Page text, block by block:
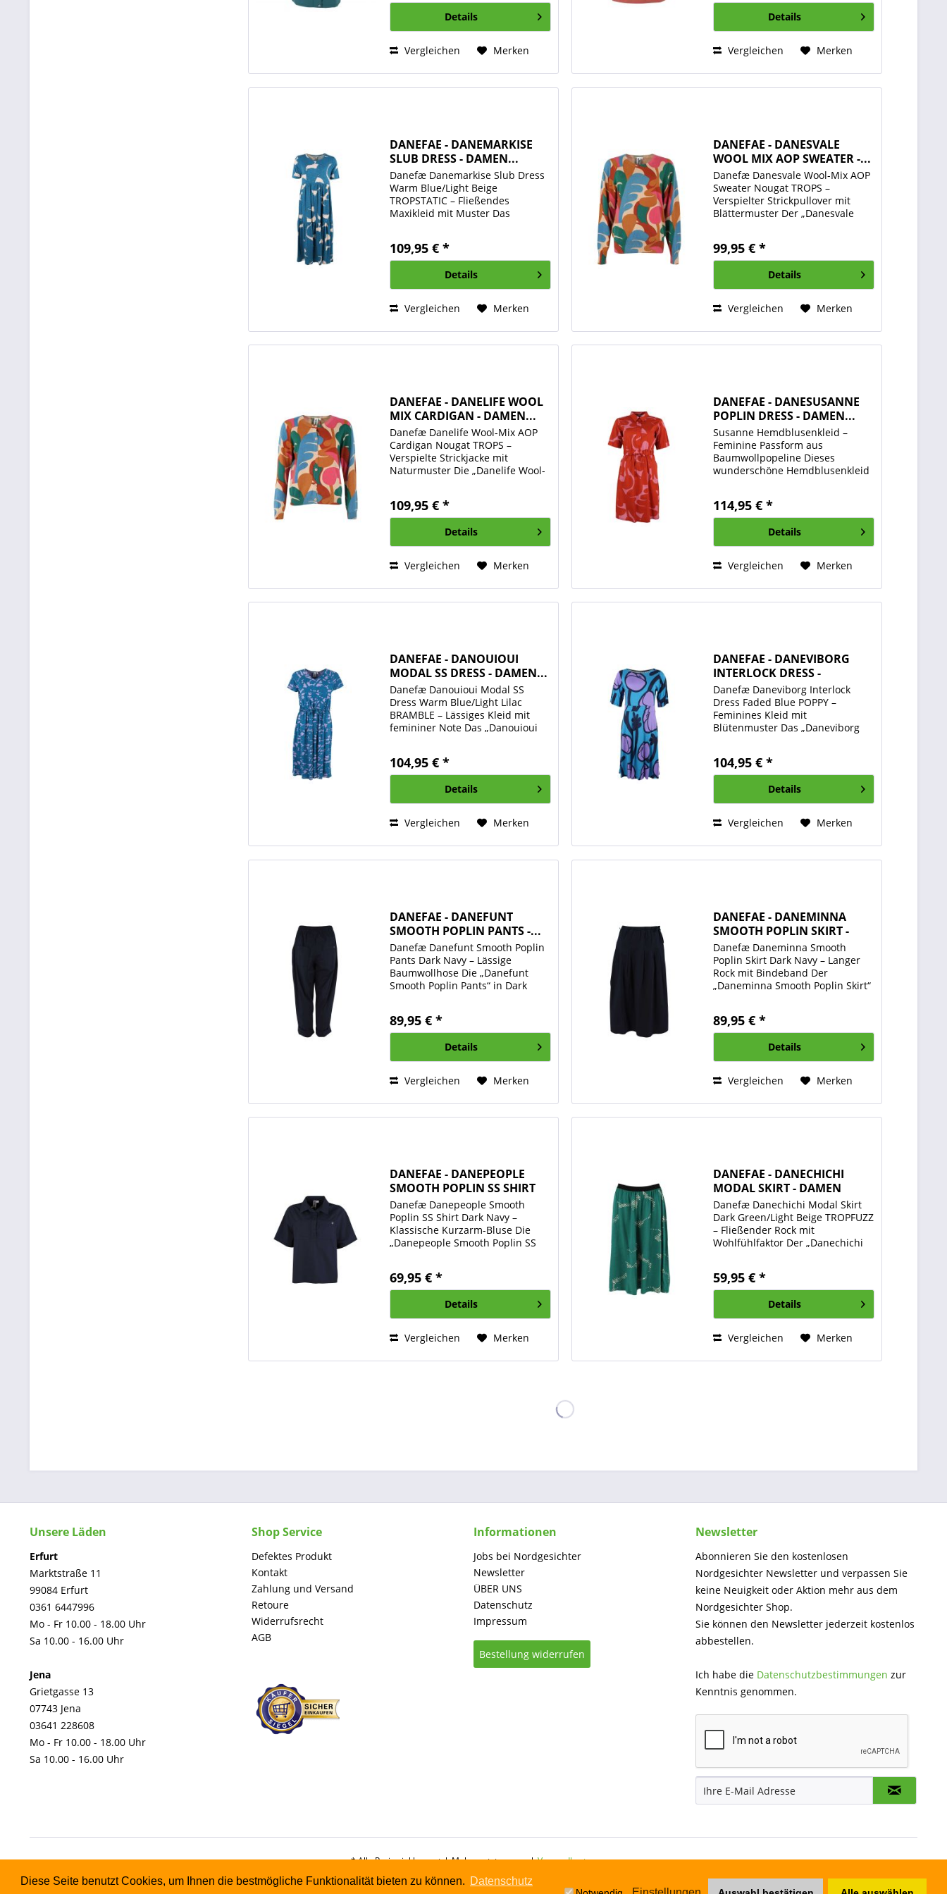
Diese Seite benutzt Cookies, um Ihnen die bestmögliche Funktionalität bieten zu können. Datenschutz
Wind, Regen, Schnee und Kälte...
Details
Vergleichen Merken
schlicht uni bis hin zu...
Details
Vergleichen Merken
DANEFAE - DANEMARKISE
SLUB DRESS - DAMEN...
Danefæ Danemarkise Slub Dress
Warm Blue/Light Beige
TROPSTATIC – Fließendes
Maxikleid mit Muster Das
TROPSTATIC“ von Danefæ ist ein
elegantes Maxikleid mit
verspieltem Muster und...
109,95 € *
Details
Vergleichen Merken
DANEFAE - DANESVALE
WOOL MIX AOP SWEATER -...
Danefæ Danesvale Wool-Mix AOP
Sweater Nougat TROPS –
Verspielter Strickpullover mit
Blättermuster Der „Danesvale
frischen Wind in deine
Garderobe: Mit seinem
farbenfrohen,...
99,95 € *
Details
Vergleichen Merken
DANEFAE - DANELIFE WOOL
MIX CARDIGAN - DAMEN...
Danefæ Danelife Wool-Mix AOP
Cardigan Nougat TROPS –
Verspielte Strickjacke mit
Naturmuster Die „Danelife Wool-
designte Strickjacke, die mit
ihrem farbenfrohen,...
109,95 € *
Details
Vergleichen Merken
DANEFAE - DANESUSANNE
POPLIN DRESS - DAMEN...
Susanne Hemdblusenkleid –
Feminine Passform aus
Baumwollpopeline Dieses
wunderschöne Hemdblusenkleid
einem stilvollen, femininen Look –
perfekt für Alltag und besondere
114,95 € *
Details
Vergleichen Merken
DANEFAE - DANOUIOUI
MODAL SS DRESS - DAMEN...
Danefæ Danouioui Modal SS
Dress Warm Blue/Light Lilac
BRAMBLE – Lässiges Kleid mit
femininer Note Das „Danouioui
mit wunderschönem,
blumeninspiriertem Muster in
warmem Blau...
104,95 € *
Details
Vergleichen Merken
DANEFAE - DANEVIBORG
INTERLOCK DRESS -
DAMEN...
Danefæ Daneviborg Interlock
Dress Faded Blue POPPY –
Feminines Kleid mit
Blütenmuster Das „Daneviborg
wunderschönes, vielseitiges
Kleid, das Komfort und Eleganz
mühelos verbindet....
104,95 € *
Details
Vergleichen Merken
DANEFAE - DANEFUNT
SMOOTH POPLIN PANTS -...
Danefæ Danefunt Smooth Poplin
Pants Dark Navy – Lässige
Baumwollhose Die „Danefunt
Smooth Poplin Pants“ in Dark
jeden Tag. Mit ihrem lockeren
Schnitt und dem zeitlosen Design
89,95 € *
Details
Vergleichen Merken
DANEFAE - DANEMINNA
SMOOTH POPLIN SKIRT -
DAMEN...
Danefæ Daneminna Smooth
Poplin Skirt Dark Navy – Langer
Rock mit Bindeband Der
„Daneminna Smooth Poplin Skirt“
mühelos in jede Garderobe
integrieren lässt. Mit seinem...
89,95 € *
Details
Vergleichen Merken
DANEFAE - DANEPEOPLE
SMOOTH POPLIN SS SHIRT
-...
Danefæ Danepeople Smooth
Poplin SS Shirt Dark Navy –
Klassische Kurzarm-Bluse Die
„Danepeople Smooth Poplin SS
mit modernem Twist. Gefertigt
aus feinem Baumwoll-Popelin...
69,95 € *
Details
Vergleichen Merken
DANEFAE - DANECHICHI
MODAL SKIRT - DAMEN
ROCK -...
Danefæ Danechichi Modal Skirt
Dark Green/Light Beige TROPFUZZ
– Fließender Rock mit
Wohlfühlfaktor Der „Danechichi
wunderschönem Fall und
angenehmer Weite. In der
Farbkombination Dark...
59,95 € *
Details
Vergleichen Merken
Unsere Läden
Erfurt
Marktstraße 11
99084 Erfurt
0361 6447996
Mo - Fr 10.00 - 18.00 Uhr
Sa 10.00 - 16.00 Uhr
Jena
Grietgasse 13
07743 Jena
03641 228608
Mo - Fr 10.00 - 18.00 Uhr
Sa 10.00 - 16.00 Uhr
Shop Service
Defektes Produkt
Kontakt
Zahlung und Versand
Retoure
Widerrufsrecht
AGB
Informationen
Jobs bei Nordgesichter
Newsletter
ÜBER UNS
Datenschutz
Impressum
Bestellung widerrufen
Newsletter
Abonnieren Sie den kostenlosen
Nordgesichter Newsletter und verpassen Sie
keine Neuigkeit oder Aktion mehr aus dem
Nordgesichter Shop.
Sie können den Newsletter jederzeit kostenlos
abbestellen.
Ich habe die Datenschutzbestimmungen zur
Kenntnis genommen.
* Alle Preise inkl. gesetzl. Mehrwertsteuer zzgl.Versandkosten